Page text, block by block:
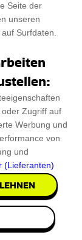
Seite der
unseren
Surfdaten.
Zugriff auf
Werbung und
von
und
(Lieferanten)